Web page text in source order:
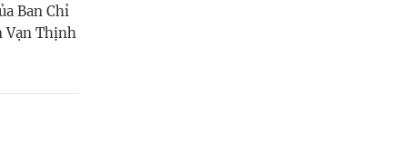
Ban Chỉ
Vạn Thịnh